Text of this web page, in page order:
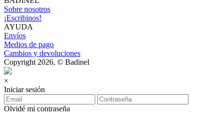
Sobre nosotros
¡Escribinos!
AYUDA
Envíos
Medios de pago
Cambios y devoluciones
Copyright 2026, © Badinel
×
Iniciar sesión
Olvidé mi contraseña